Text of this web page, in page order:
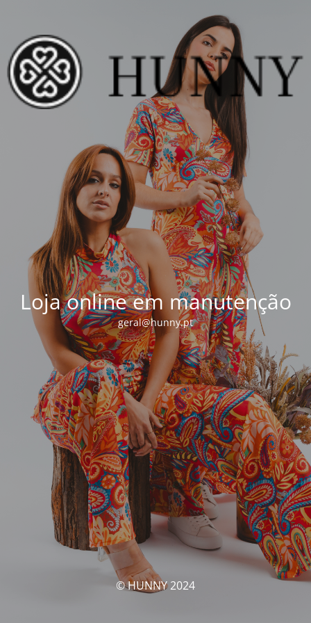
Loja online em manutenção
geral@hunny.pt
© HUNNY 2024